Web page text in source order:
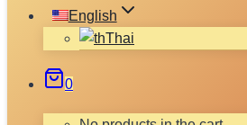
English
Thai
0